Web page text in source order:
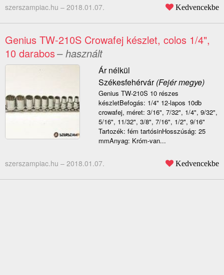
szerszampiac.hu – 2018.01.07. Kedvencekbe
Genius TW-210S Crowafej készlet, colos 1/4",
10 darabos– használt
Ár nélkül
Székesfehérvár(Fejér megye)
Genius TW-210S 10 részes
készletBefogás: 1/4" 12-lapos 10db
crowafej, méret: 3/16", 7/32", 1/4", 9/32",
5/16", 11/32", 3/8", 7/16", 1/2", 9/16"
Tartozék: fém tartósinHosszúság: 25
mmAnyag: Króm-van...
szerszampiac.hu – 2018.01.07. Kedvencekbe